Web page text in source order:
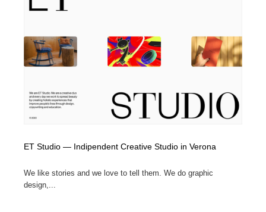
ET Studio — Indipendent Creative Studio in Verona
We like stories and we love to tell them. We do graphic
design,...